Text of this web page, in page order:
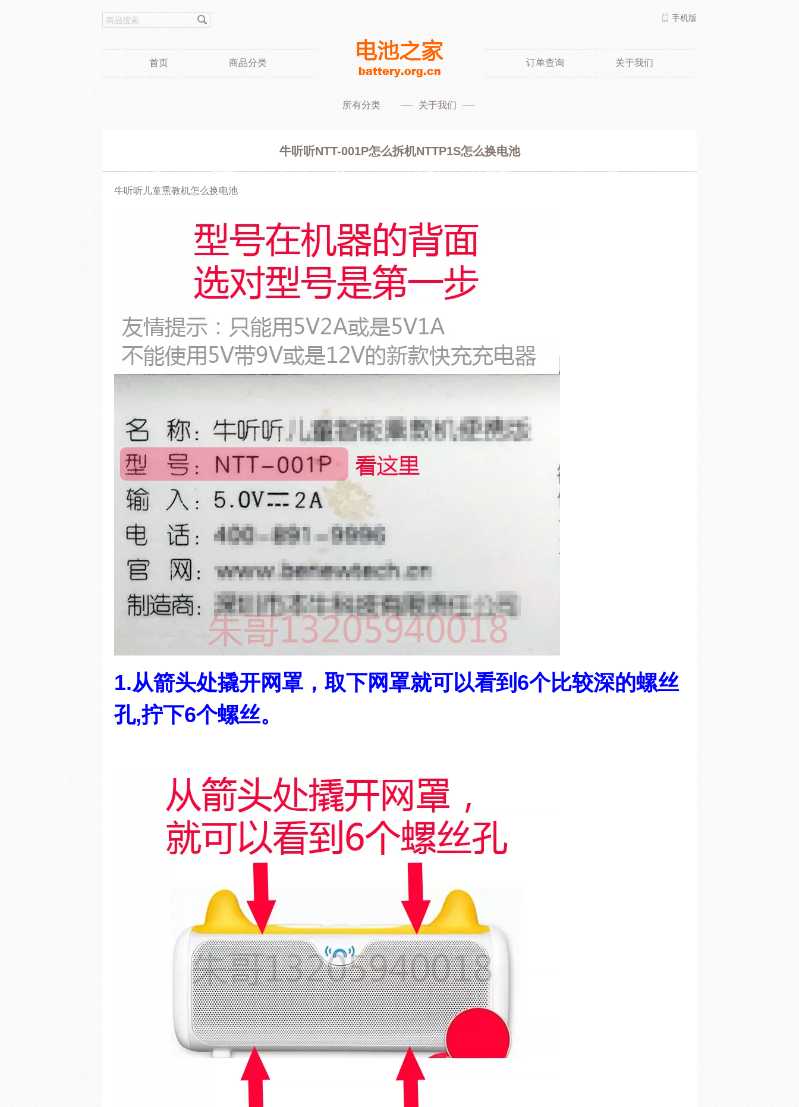
手机版
首页 商品分类 订单查询 关于我们
所有分类 关于我们
牛听听NTT-001P怎么拆机NTTP1S怎么换电池
牛听听儿童熏教机怎么换电池
1.从箭头处撬开网罩，取下网罩就可以看到6个比较深的螺丝
孔,拧下6个螺丝。